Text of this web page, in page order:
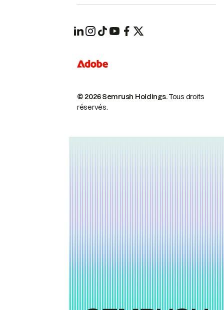
© 2026 Semrush Holdings.Tous droits
réservés.